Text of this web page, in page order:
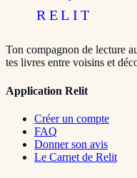
RELIT
Ton compagnon de lecture
tes livres entre voisins et
Application Relit
Créer un compte
FAQ
Donner son avis
Le Carnet de Relit